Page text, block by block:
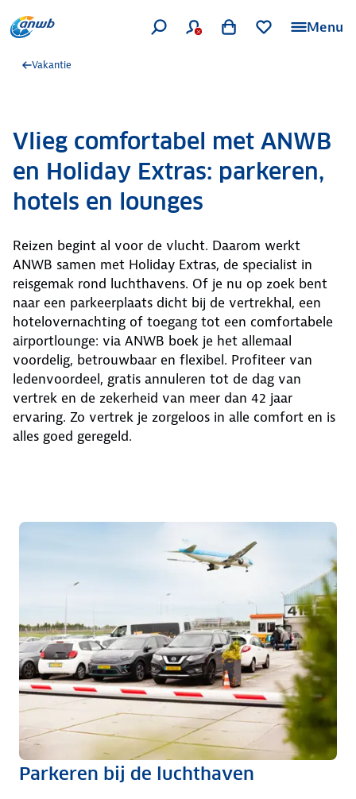
Menu
Vakantie
Vlieg comfortabel met ANWB
en Holiday Extras: parkeren,
hotels en lounges
Reizen begint al voor de vlucht. Daarom werkt
ANWB samen met Holiday Extras, de specialist in
reisgemak rond luchthavens. Of je nu op zoek bent
naar een parkeerplaats dicht bij de vertrekhal, een
hotelovernachting of toegang tot een comfortabele
airportlounge: via ANWB boek je het allemaal
voordelig, betrouwbaar en flexibel. Profiteer van
ledenvoordeel, gratis annuleren tot de dag van
vertrek en de zekerheid van meer dan 42 jaar
ervaring. Zo vertrek je zorgeloos in alle comfort en is
alles goed geregeld.
Parkeren bij de luchthaven